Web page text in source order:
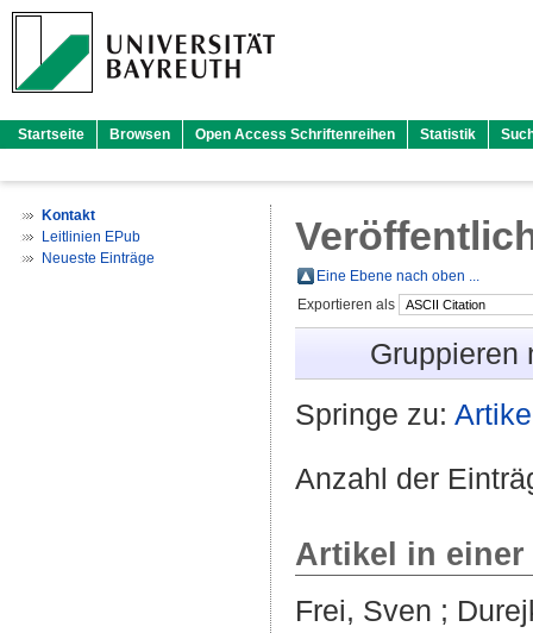
Startseite Browsen Open Access Schriftenreihen Statistik
Kontakt
Leitlinien EPub
Neueste Einträge
Eine Ebene nach oben ...
Exportieren als
Gruppieren
Springe zu:
Anzahl der
Artikel in
Frei, Sven ;